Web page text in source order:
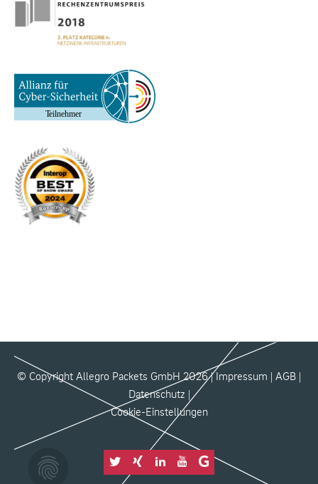
© Copyright Allegro Packets GmbH 2026 |Impressum | AGB |
Datenschutz |
Cookie-Einstellungen